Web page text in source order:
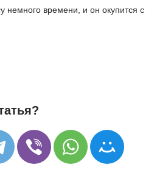
немного времени, и он окупится с